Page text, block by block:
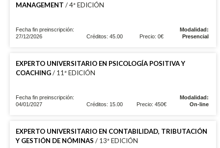
MANAGEMENT / 4ª EDICIÓN
Fecha fin preinscripción:
27/12/2026
Créditos: 45.00 Precio: 0€
Modalidad:
Presencial
EXPERTO UNIVERSITARIO EN PSICOLOGÍA POSITIVA Y
COACHING/ 11ª EDICIÓN
Fecha fin preinscripción:
04/01/2027
Créditos: 15.00 Precio: 450€
Modalidad:
On-line
EXPERTO UNIVERSITARIO EN CONTABILIDAD, TRIBUTACIÓN
Y GESTIÓN DE NÓMINAS / 13ª EDICIÓN